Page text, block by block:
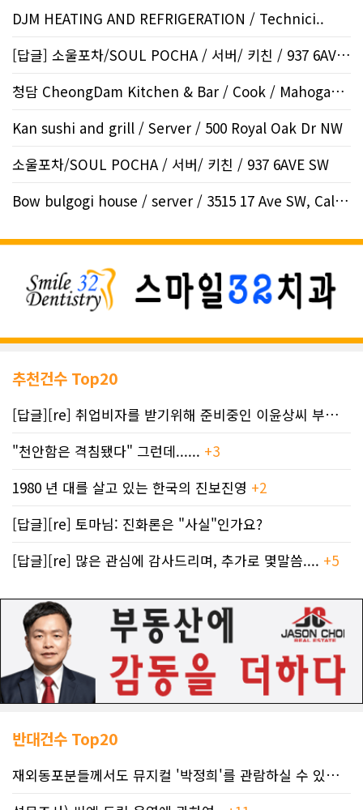
DJM HEATING AND REFRIGERATION / Technici..
[답글] 소울포차/SOUL POCHA / 서버/ 키친 / 937 6AVE..
청담 CheongDam Kitchen & Bar / Cook / Mahogany SE
Kan sushi and grill / Server / 500 Royal Oak Dr NW
소울포차/SOUL POCHA / 서버/ 키친 / 937 6AVE SW
Bow bulgogi house / server / 3515 17 Ave SW, Calgar..
추천건수 Top20
[답글][re] 취업비자를 받기위해 준비중인 이윤상씨 부부께 드리는 편지
"천안함은 격침됐다" 그런데...... +3
1980 년 대를 살고 있는 한국의 진보진영 +2
[답글][re] 토마님: 진화론은 "사실"인가요?
[답글][re] 많은 관심에 감사드리며, 추가로 몇말씀.... +5
반대건수 Top20
재외동포분들께서도 뮤지컬 '박정희'를 관람하실 수 있도록 노력하겠습니..